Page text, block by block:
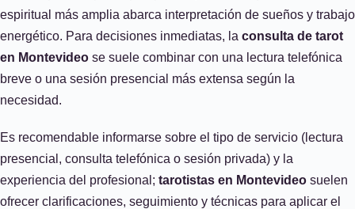
espiritual más amplia abarca interpretación de sueños y trabajo
energético. Para decisiones inmediatas, la consulta de tarot
en Montevideo se suele combinar con una lectura telefónica
breve o una sesión presencial más extensa según la
necesidad.
Es recomendable informarse sobre el tipo de servicio (lectura
presencial, consulta telefónica o sesión privada) y la
experiencia del profesional; tarotistas en Montevideo suelen
ofrecer clarificaciones, seguimiento y técnicas para aplicar el